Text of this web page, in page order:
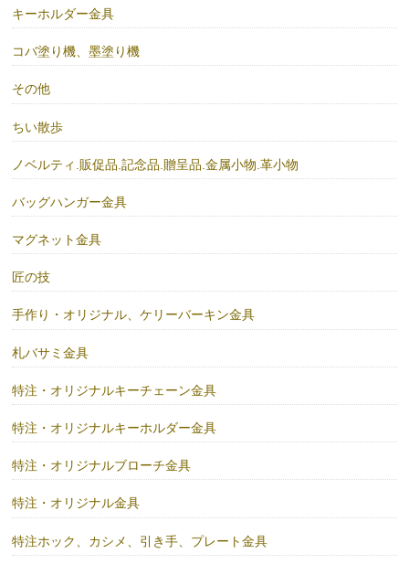
キーホルダー金具
コバ塗り機、墨塗り機
その他
ちい散歩
ノベルティ.販促品.記念品.贈呈品.金属小物.革小物
バッグハンガー金具
マグネット金具
匠の技
手作り・オリジナル、ケリーバーキン金具
札バサミ金具
特注・オリジナルキーチェーン金具
特注・オリジナルキーホルダー金具
特注・オリジナルブローチ金具
特注・オリジナル金具
特注ホック、カシメ、引き手、プレート金具